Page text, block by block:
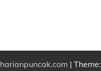
harianpuncak.com |